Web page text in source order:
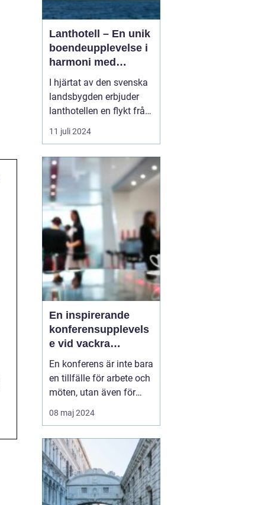
Lanthotell – En unik
boendeupplevelse i
harmoni med
naturen
I hjärtat av den svenska
landsbygden erbjuder
lanthotellen en flykt från
vardagens hektik och en
chans att återupptäcka
skönhet.
Smålandstorpet står
som ett skinande
exempel på hur per...
11 juli 2024
En inspirerande
konferensupplevels
e vid vackra
Tylösand
En konferens är inte bara
en tillfälle för arbete och
möten, utan även för
avkoppling,
teambuilding, och nya
västkust, där havets brus
och den mjuka sandens
skönhet lockar, l...
08 maj 2024